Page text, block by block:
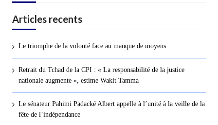
Articles recents
Le triomphe de la volonté face au manque de moyens
Retrait du Tchad de la CPI : « La responsabilité de la justice
nationale augmente », estime Wakit Tamma
Le sénateur Pahimi Padacké Albert appelle à l’unité à la veille de la
fête de l’indépendance